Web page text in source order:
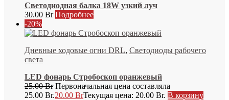
Светодиодная балка 18W узкий луч
30.00 Br Подробнее
-20%
Дневные ходовые огни DRL, Светодиоды рабочего
света
LED фонарь Стробоскоп оранжевый
25.00Br Первоначальная цена составляла
25.00 Br.20.00 BrТекущая цена: 20.00 Br. В корзину